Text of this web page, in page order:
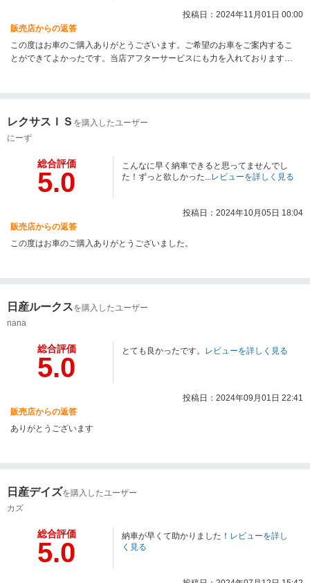
投稿日：2024年11月01日 00:00
販売店からの返答
この度はお車のご購入ありがとうございます。ご希望のお車をご案内するこ
とができてよかったです。当店アフターサービスにも力を入れております。
レクサスＩＳ を購入したユーザー
にーず
総合評価
5.0
こんなに早く納車できると思ってませんでし
た！ずっと欲しかった...レビューを詳しく見る
投稿日：2024年10月05日 18:04
販売店からの返答
この度はお車のご購入ありがとうございました。
日産ルークスを購入したユーザー
nana
総合評価
5.0
とても良かったです。 レビューを詳しく見る
投稿日：2024年09月01日 22:41
販売店からの返答
ありがとうございます
日産デイズを購入したユーザー
カズ
総合評価
5.0
納車が早くて助かりました！ レビューを詳し
く見る